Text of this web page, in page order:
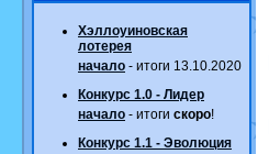
Хэллоуиновская
лотерея
начало - итоги 13.10.2020
Конкурс 1.0 - Лидер
начало - итоги скоро!
Конкурс 1.1 - Эволюция